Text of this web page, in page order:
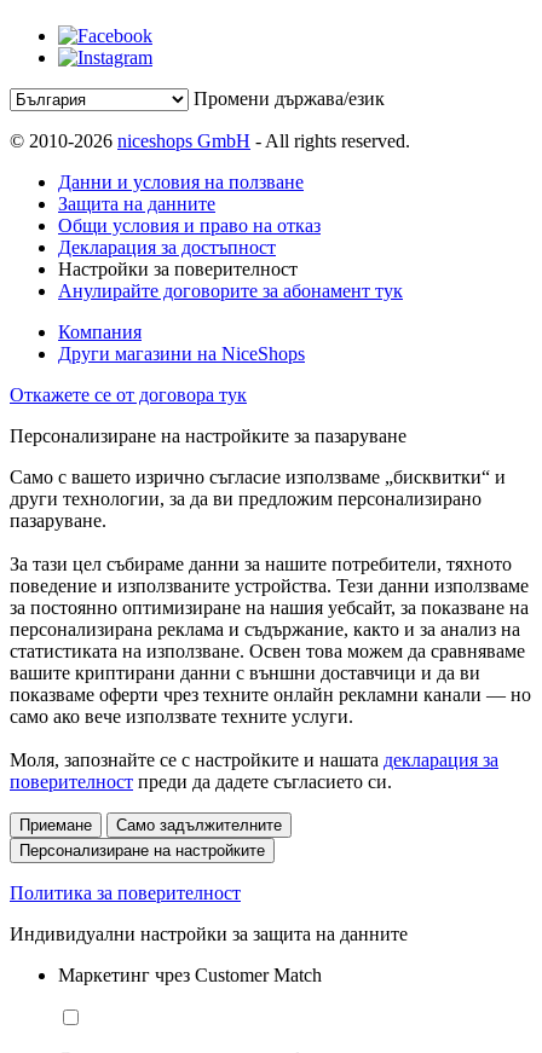
Промени държава/език
© 2010-2026 niceshops GmbH - All rights reserved.
Данни и условия на ползване
Защита на данните
Общи условия и право на отказ
Декларация за достъпност
Настройки за поверителност
Анулирайте договорите за абонамент тук
Компания
Други магазини на NiceShops
Откажете се от договора тук
Персонализиране на настройките за пазаруване
Само с вашето изрично съгласие използваме „бисквитки“ и
други технологии, за да ви предложим персонализирано
пазаруване.
За тази цел събираме данни за нашите потребители, тяхното
поведение и използваните устройства. Тези данни използваме
за постоянно оптимизиране на нашия уебсайт, за показване на
персонализирана реклама и съдържание, както и за анализ на
статистиката на използване. Освен това можем да сравняваме
вашите криптирани данни с външни доставчици и да ви
показваме оферти чрез техните онлайн рекламни канали — но
само ако вече използвате техните услуги.
Моля, запознайте се с настройките и нашата декларация за
поверителност преди да дадете съгласието си.
Приемане
Само задължителните
Персонализиране на настройките
Политика за поверителност
Индивидуални настройки за защита на данните
Маркетинг чрез Customer Match